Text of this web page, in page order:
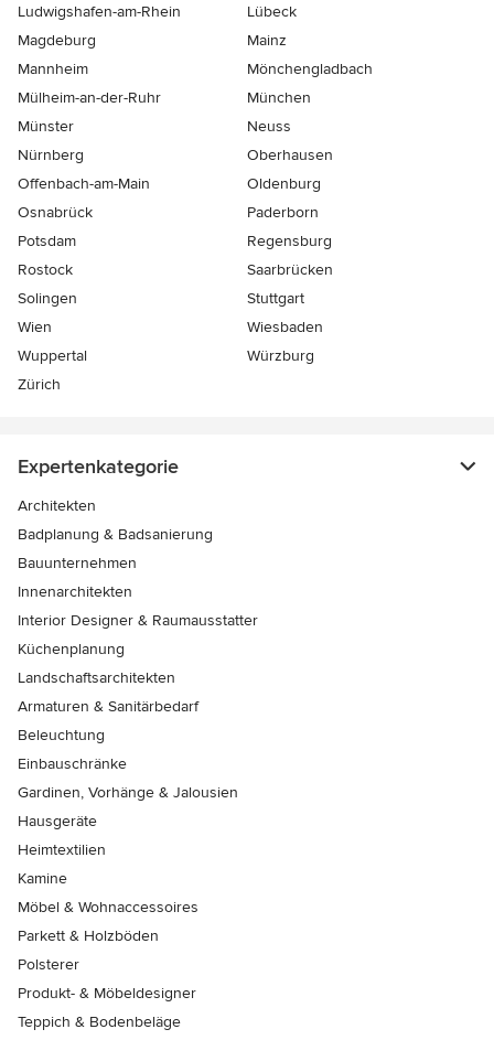
Ludwigshafen-am-Rhein
Lübeck
Magdeburg
Mainz
Mannheim
Mönchen­gladbach
Mülheim-an-der-Ruhr
München
Münster
Neuss
Nürnberg
Oberhausen
Offenbach-am-Main
Oldenburg
Osnabrück
Paderborn
Potsdam
Regensburg
Rostock
Saarbrücken
Solingen
Stuttgart
Wien
Wiesbaden
Wuppertal
Würzburg
Zürich
Expertenkategorie
Architekten
Badplanung & Badsanierung
Bauunternehmen
Innenarchitekten
Interior Designer & Raumausstatter
Küchenplanung
Landschaftsarchitekten
Armaturen & Sanitärbedarf
Beleuchtung
Einbauschränke
Gardinen, Vorhänge & Jalousien
Hausgeräte
Heimtextilien
Kamine
Möbel & Wohnaccessoires
Parkett & Holzböden
Polsterer
Produkt- & Möbeldesigner
Teppich & Bodenbeläge